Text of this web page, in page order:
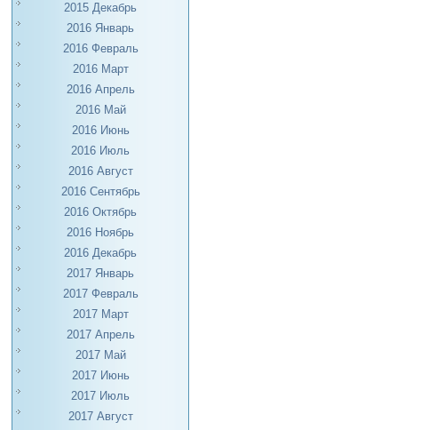
2015 Декабрь
2016 Январь
2016 Февраль
2016 Март
2016 Апрель
2016 Май
2016 Июнь
2016 Июль
2016 Август
2016 Сентябрь
2016 Октябрь
2016 Ноябрь
2016 Декабрь
2017 Январь
2017 Февраль
2017 Март
2017 Апрель
2017 Май
2017 Июнь
2017 Июль
2017 Август